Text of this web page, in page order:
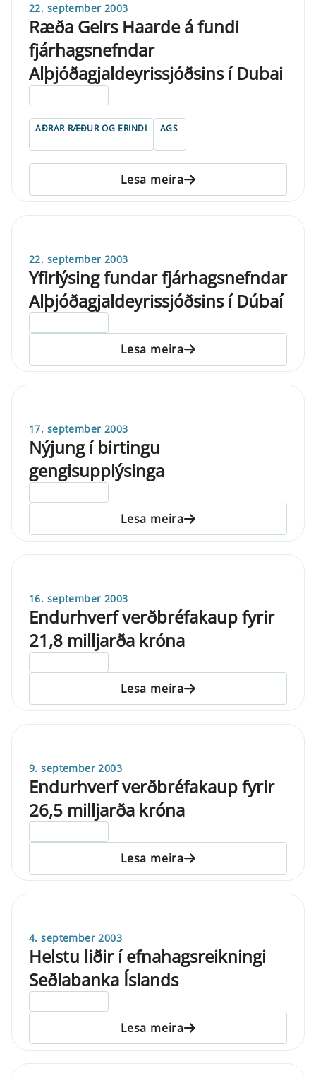
22. september 2003
Ræða Geirs Haarde á fundi
fjárhagsnefndar
Alþjóðagjaldeyrissjóðsins í Dubai
AÐRAR RÆÐUR OG ERINDI AGS
Lesa meira
22. september 2003
Yfirlýsing fundar fjárhagsnefndar
Alþjóðagjaldeyrissjóðsins í Dúbaí
Lesa meira
17. september 2003
Nýjung í birtingu
gengisupplýsinga
Lesa meira
16. september 2003
Endurhverf verðbréfakaup fyrir
21,8 milljarða króna
Lesa meira
9. september 2003
Endurhverf verðbréfakaup fyrir
26,5 milljarða króna
Lesa meira
4. september 2003
Helstu liðir í efnahagsreikningi
Seðlabanka Íslands
Lesa meira